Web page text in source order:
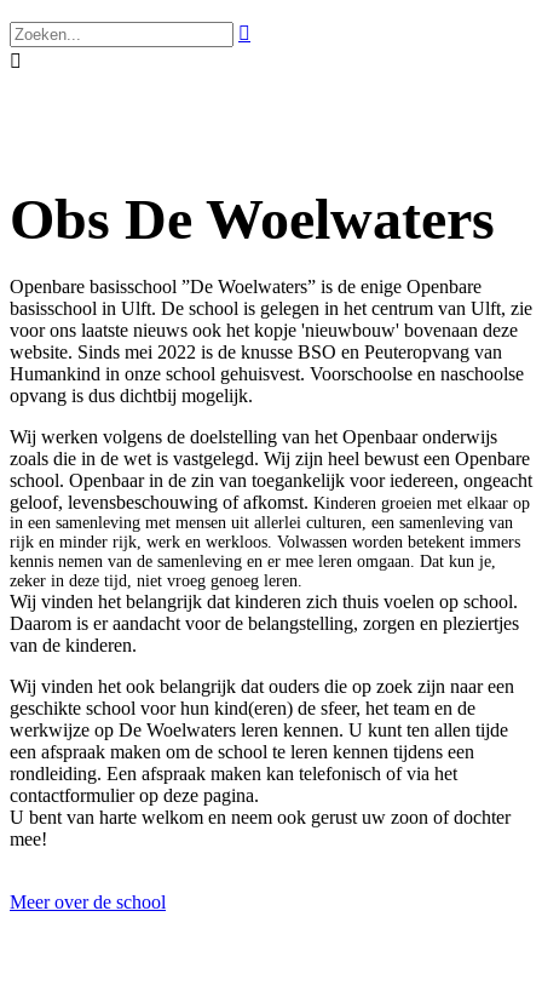


Obs De Woelwaters
Openbare basisschool ”De Woelwaters” is de enige Openbare
basisschool in Ulft. De school is gelegen in het centrum van Ulft, zie
voor ons laatste nieuws ook het kopje 'nieuwbouw' bovenaan deze
website. Sinds mei 2022 is de knusse BSO en Peuteropvang van
Humankind in onze school gehuisvest. Voorschoolse en naschoolse
opvang is dus dichtbij mogelijk.
Wij werken volgens de doelstelling van het Openbaar onderwijs
zoals die in de wet is vastgelegd. Wij zijn heel bewust een Openbare
school. Openbaar in de zin van toegankelijk voor iedereen, ongeacht
geloof, levensbeschouwing of afkomst. Kinderen groeien met elkaar op
in een samenleving met mensen uit allerlei culturen, een samenleving van
rijk en minder rijk, werk en werkloos. Volwassen worden betekent immers
kennis nemen van de samenleving en er mee leren omgaan. Dat kun je,
zeker in deze tijd, niet vroeg genoeg leren.
Wij vinden het belangrijk dat kinderen zich thuis voelen op school.
Daarom is er aandacht voor de belangstelling, zorgen en pleziertjes
van de kinderen.
Wij vinden het ook belangrijk dat ouders die op zoek zijn naar een
geschikte school voor hun kind(eren) de sfeer, het team en de
werkwijze op De Woelwaters leren kennen. U kunt ten allen tijde
een afspraak maken om de school te leren kennen tijdens een
rondleiding. Een afspraak maken kan telefonisch of via het
contactformulier op deze pagina.
U bent van harte welkom en neem ook gerust uw zoon of dochter
mee!
Meer over de school